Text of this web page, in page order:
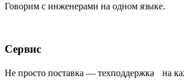
Говорим с инженерами на одном языке.
Сервис
Не просто поставка — техподдержка на